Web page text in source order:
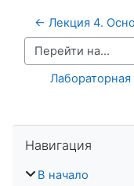
← Лекция 4.
Перейти на...
Навигация
В начало